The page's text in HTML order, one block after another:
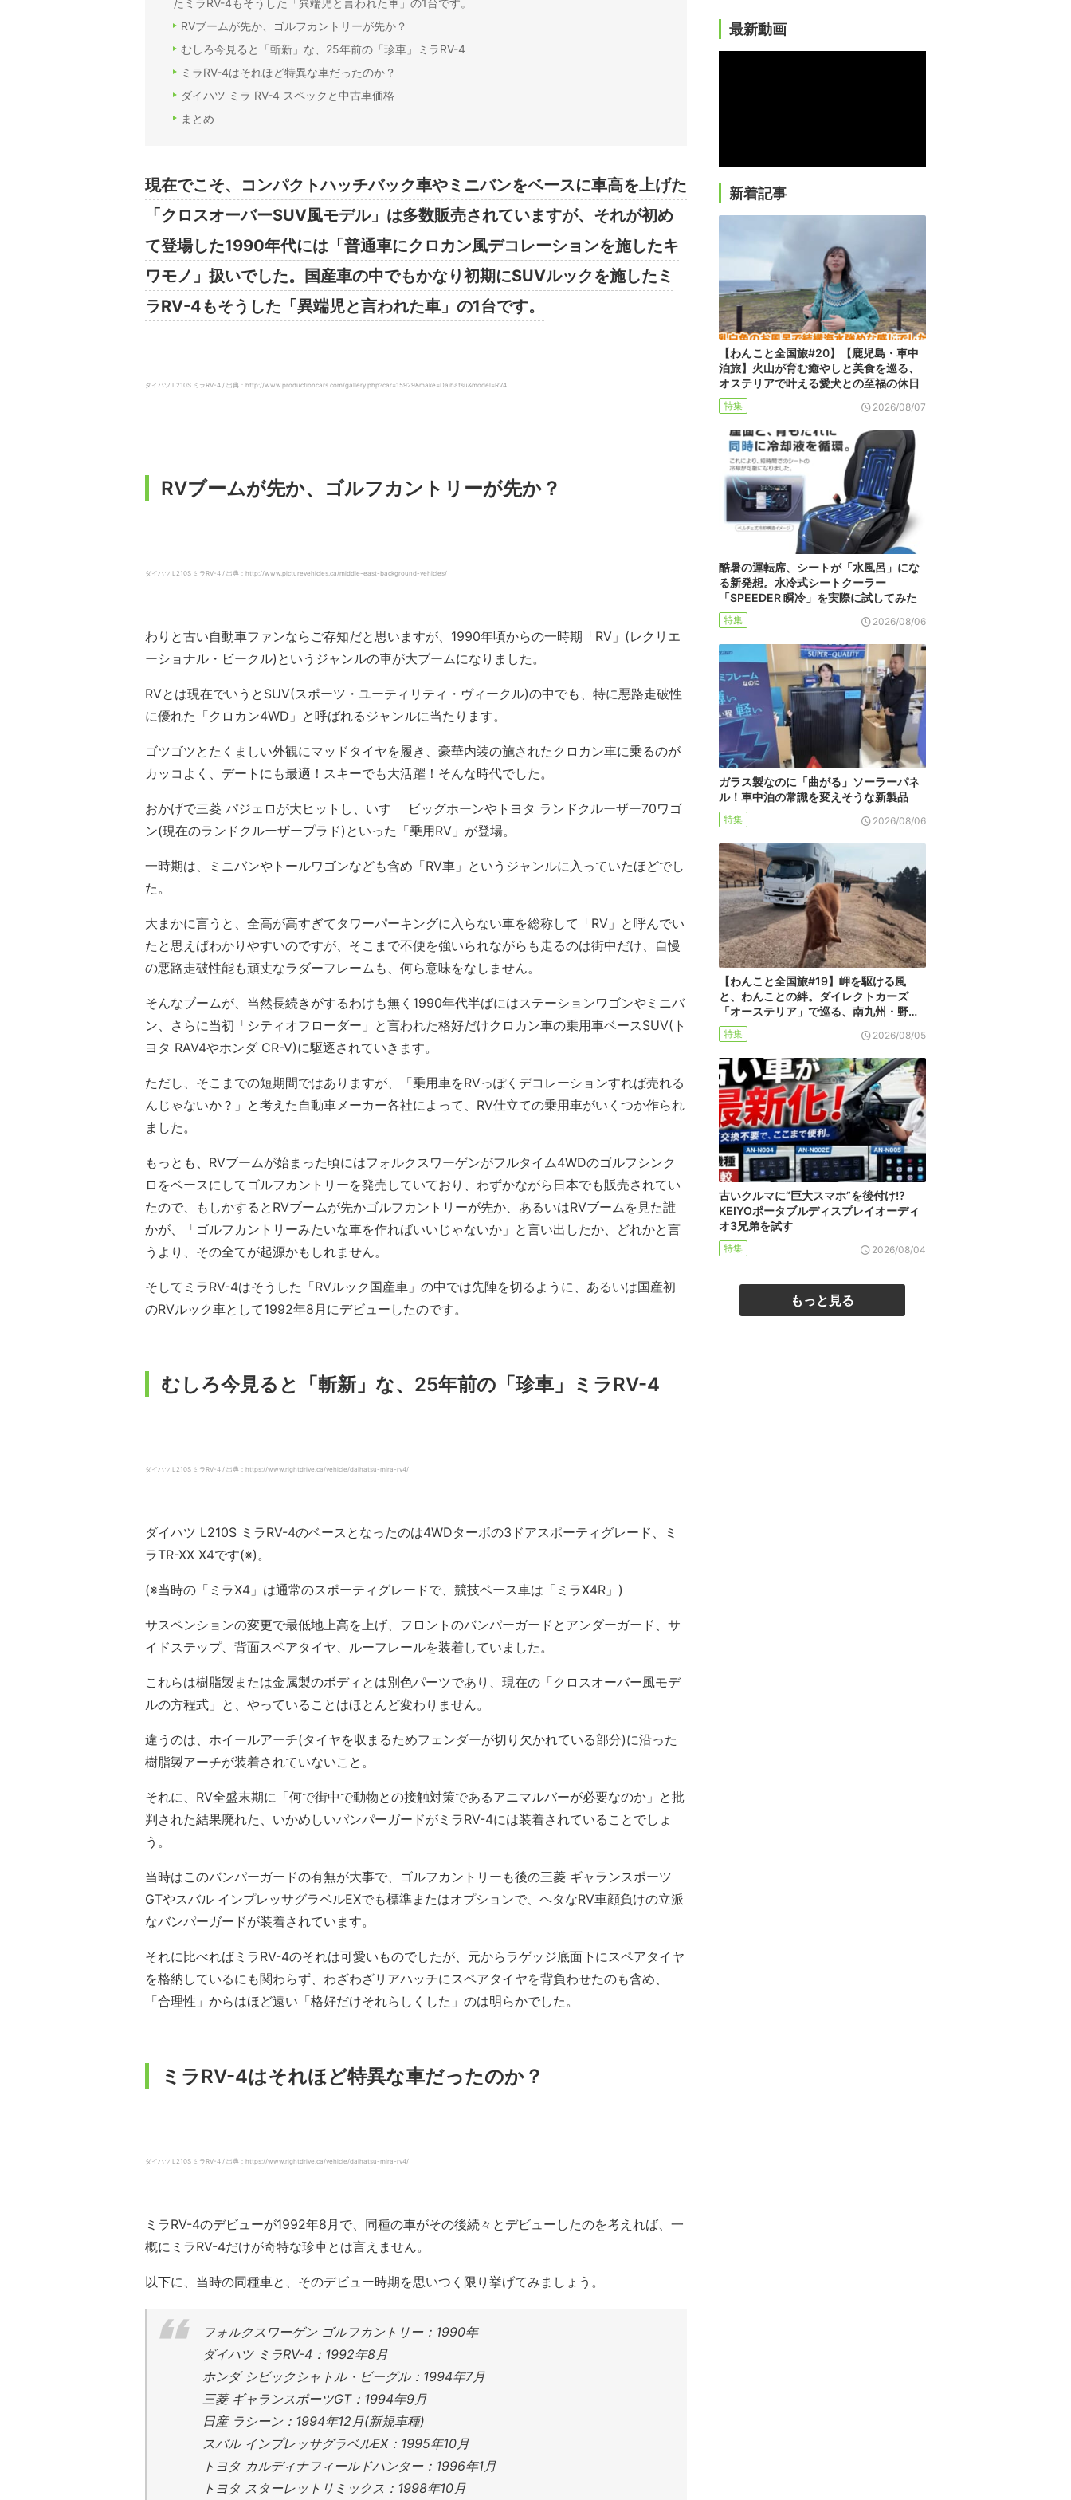
たミラRV-4もそうした「異端児と言われた車」の1台です。
RVブームが先か、ゴルフカントリーが先か？
むしろ今見ると「斬新」な、25年前の「珍車」ミラRV-4
ミラRV-4はそれほど特異な車だったのか？
ダイハツ ミラ RV-4 スペックと中古車価格
まとめ
現在でこそ、コンパクトハッチバック車やミニバンをベースに車高を上げた
「クロスオーバーSUV風モデル」は多数販売されていますが、それが初め
て登場した1990年代には「普通車にクロカン風デコレーションを施したキ
ワモノ」扱いでした。国産車の中でもかなり初期にSUVルックを施したミ
ラRV-4もそうした「異端児と言われた車」の1台です。
ダイハツ L210S ミラRV-4 / 出典：http://www.productioncars.com/gallery.php?car=15929&make=Daihatsu&model=RV4
RVブームが先か、ゴルフカントリーが先か？
ダイハツ L210S ミラRV-4 / 出典：http://www.picturevehicles.ca/middle-east-background-vehicles/
わりと古い自動車ファンならご存知だと思いますが、1990年頃からの一時期「RV」(レクリエ
ーショナル・ビークル)というジャンルの車が大ブームになりました。
RVとは現在でいうとSUV(スポーツ・ユーティリティ・ヴィークル)の中でも、特に悪路走破性
に優れた「クロカン4WD」と呼ばれるジャンルに当たります。
ゴツゴツとたくましい外観にマッドタイヤを履き、豪華内装の施されたクロカン車に乗るのが
カッコよく、デートにも最適！スキーでも大活躍！そんな時代でした。
おかげで三菱 パジェロが大ヒットし、いすゞ ビッグホーンやトヨタ ランドクルーザー70ワゴ
ン(現在のランドクルーザープラド)といった「乗用RV」が登場。
一時期は、ミニバンやトールワゴンなども含め「RV車」というジャンルに入っていたほどでし
た。
大まかに言うと、全高が高すぎてタワーパーキングに入らない車を総称して「RV」と呼んでい
たと思えばわかりやすいのですが、そこまで不便を強いられながらも走るのは街中だけ、自慢
の悪路走破性能も頑丈なラダーフレームも、何ら意味をなしません。
そんなブームが、当然長続きがするわけも無く1990年代半ばにはステーションワゴンやミニバ
ン、さらに当初「シティオフローダー」と言われた格好だけクロカン車の乗用車ベースSUV(ト
ヨタ RAV4やホンダ CR-V)に駆逐されていきます。
ただし、そこまでの短期間ではありますが、「乗用車をRVっぽくデコレーションすれば売れる
んじゃないか？」と考えた自動車メーカー各社によって、RV仕立ての乗用車がいくつか作られ
ました。
もっとも、RVブームが始まった頃にはフォルクスワーゲンがフルタイム4WDのゴルフシンク
ロをベースにしてゴルフカントリーを発売していており、わずかながら日本でも販売されてい
たので、もしかするとRVブームが先かゴルフカントリーが先か、あるいはRVブームを見た誰
かが、「ゴルフカントリーみたいな車を作ればいいじゃないか」と言い出したか、どれかと言
うより、その全てが起源かもしれません。
そしてミラRV-4はそうした「RVルック国産車」の中では先陣を切るように、あるいは国産初
のRVルック車として1992年8月にデビューしたのです。
むしろ今見ると「斬新」な、25年前の「珍車」ミラRV-4
ダイハツ L210S ミラRV-4 / 出典：https://www.rightdrive.ca/vehicle/daihatsu-mira-rv4/
ダイハツ L210S ミラRV-4のベースとなったのは4WDターボの3ドアスポーティグレード、ミ
ラTR-XX X4です(※)。
(※当時の「ミラX4」は通常のスポーティグレードで、競技ベース車は「ミラX4R」)
サスペンションの変更で最低地上高を上げ、フロントのバンパーガードとアンダーガード、サ
イドステップ、背面スペアタイヤ、ルーフレールを装着していました。
これらは樹脂製または金属製のボディとは別色パーツであり、現在の「クロスオーバー風モデ
ルの方程式」と、やっていることはほとんど変わりません。
違うのは、ホイールアーチ(タイヤを収まるためフェンダーが切り欠かれている部分)に沿った
樹脂製アーチが装着されていないこと。
それに、RV全盛末期に「何で街中で動物との接触対策であるアニマルバーが必要なのか」と批
判された結果廃れた、いかめしいパンパーガードがミラRV-4には装着されていることでしょ
う。
当時はこのバンパーガードの有無が大事で、ゴルフカントリーも後の三菱 ギャランスポーツ
GTやスバル インプレッサグラベルEXでも標準またはオプションで、ヘタなRV車顔負けの立派
なバンパーガードが装着されています。
それに比べればミラRV-4のそれは可愛いものでしたが、元からラゲッジ底面下にスペアタイヤ
を格納しているにも関わらず、わざわざリアハッチにスペアタイヤを背負わせたのも含め、
「合理性」からはほど遠い「格好だけそれらしくした」のは明らかでした。
ミラRV-4はそれほど特異な車だったのか？
ダイハツ L210S ミラRV-4 / 出典：https://www.rightdrive.ca/vehicle/daihatsu-mira-rv4/
ミラRV-4のデビューが1992年8月で、同種の車がその後続々とデビューしたのを考えれば、一
概にミラRV-4だけが奇特な珍車とは言えません。
以下に、当時の同種車と、そのデビュー時期を思いつく限り挙げてみましょう。
フォルクスワーゲン ゴルフカントリー：1990年
ダイハツ ミラRV-4：1992年8月
ホンダ シビックシャトル・ビーグル：1994年7月
三菱 ギャランスポーツGT：1994年9月
日産 ラシーン：1994年12月(新規車種)
スバル インプレッサグラベルEX：1995年10月
トヨタ カルディナフィールドハンター：1996年1月
トヨタ スターレットリミックス：1998年10月
最新動画
新着記事
【わんこと全国旅#20】【鹿児島・車中
泊旅】火山が育む癒やしと美食を巡る、
オステリアで叶える愛犬との至福の休日
特集 2026/08/07
酷暑の運転席、シートが「水風呂」にな
る新発想。水冷式シートクーラー
「SPEEDER 瞬冷」を実際に試してみた
特集 2026/08/06
ガラス製なのに「曲がる」ソーラーパネ
ル！車中泊の常識を変えそうな新製品
特集 2026/08/06
【わんこと全国旅#19】岬を駆ける風
と、わんことの絆。ダイレクトカーズ
「オーステリア」で巡る、南九州・野…
特集 2026/08/05
古いクルマに“巨大スマホ”を後付け!?
KEIYOポータブルディスプレイオーディ
オ3兄弟を試す
特集 2026/08/04
もっと見る